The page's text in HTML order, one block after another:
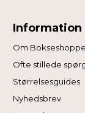
Information
Om
Ofte stillede
Størrelsesguides
Nyhedsbrev